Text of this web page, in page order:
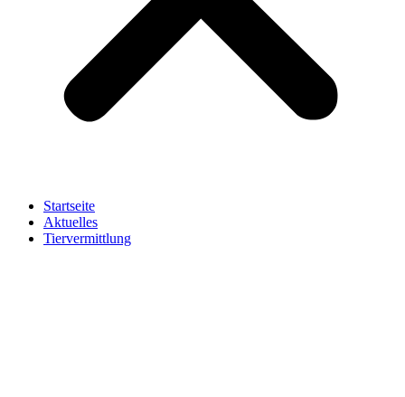
Startseite
Aktuelles
Tiervermittlung